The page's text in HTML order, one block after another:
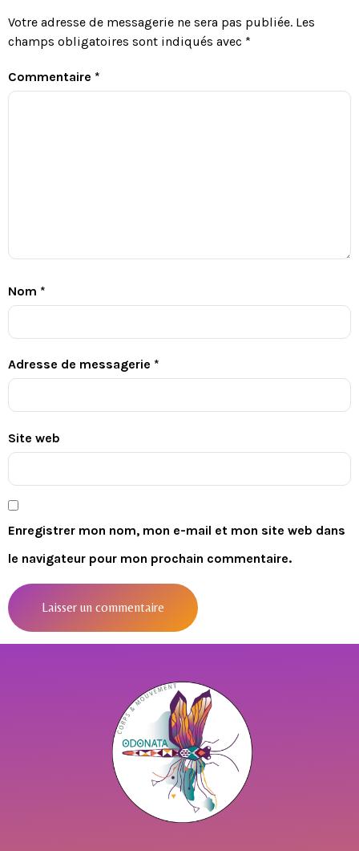
Votre adresse de messagerie ne sera pas publiée. Les
champs obligatoires sont indiqués avec *
Commentaire *
Nom *
Adresse de messagerie *
Site web
Enregistrer mon nom, mon e-mail et mon site web dans
le navigateur pour mon prochain commentaire.